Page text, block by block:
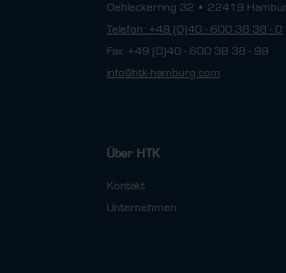
Oehleckerring 32 • 22419
Telefon: +49 (0)40 - 600 38 38 - 0
Fax: +49 (0)40 - 600 38 38 - 99
info@htk-hamburg.com
Über HTK
Kontakt
Unternehmen